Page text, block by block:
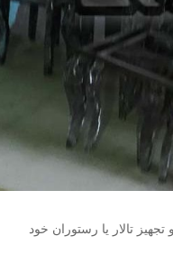
تالار یا رستوران خود